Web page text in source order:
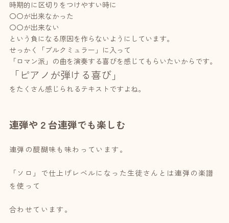
時期的に区切りをつけやすい時に
〇〇が出来なかった
〇〇が出来ない
という負になる原因を作らないようにしています。
せっかく「ブルクミュラー」に入って
「ロマン派」の曲を演奏する喜びを感じてもらいたいからです。
「ピアノが弾ける喜び」
をたくさん感じられるテキストですよね。
連弾や２台連弾でも楽しむ
連弾の醍醐味も味わっています。
「ソロ」で仕上げレベルになった生徒さんとは連弾の楽譜
を使って
合わせています。